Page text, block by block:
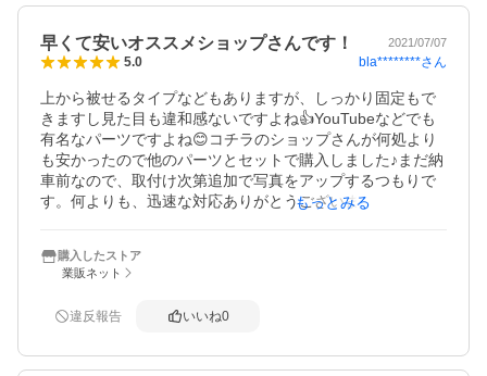
早くて安いオススメショップさんです！ 2021/07/07
5.0 bla********さん
上から被せるタイプなどもありますが、しっかり固定もで
きますし見た目も違和感ないですよね👍YouTubeなどでも
有名なパーツですよね😊コチラのショップさんが何処より
も安かったので他のパーツとセットで購入しました♪まだ納
車前なので、取付け次第追加で写真をアップするつもりで
す。何よりも、迅速な対応ありがとうございました。2日で
もっとみる
購入したストア
業販ネット
違反報告 いいね0